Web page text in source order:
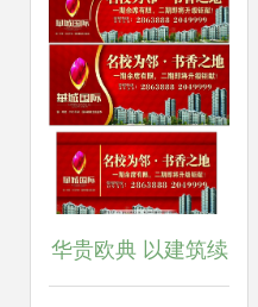
华贵欧典 以建筑续